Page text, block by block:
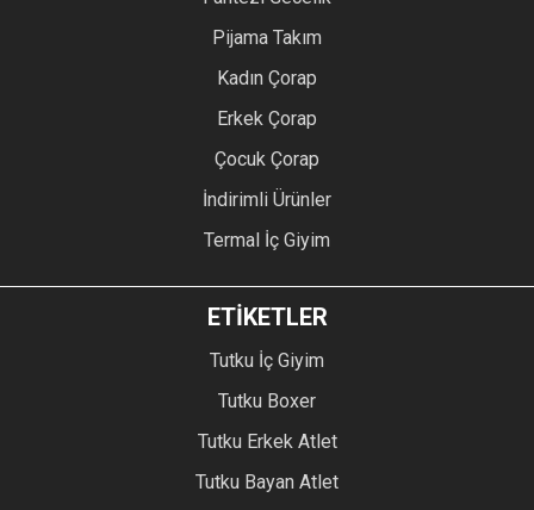
Pijama Takım
Kadın Çorap
Erkek Çorap
Çocuk Çorap
İndirimli Ürünler
Termal İç Giyim
ETİKETLER
Tutku İç Giyim
Tutku Boxer
Tutku Erkek Atlet
Tutku Bayan Atlet